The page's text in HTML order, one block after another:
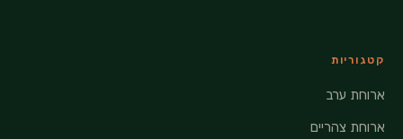
קטגוריות
ארוחת ערב
ארוחת צהריים